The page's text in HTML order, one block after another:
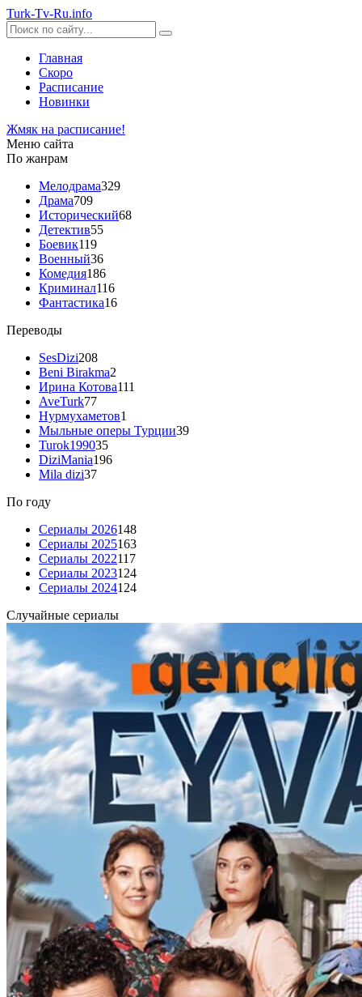
Turk-Tv-Ru.info
Главная
Скоро
Расписание
Новинки
Жмяк на расписание!
Меню сайта
По жанрам
Мелодрама329
Драма709
Исторический68
Детектив55
Боевик119
Военный36
Комедия186
Криминал116
Фантастика16
Переводы
SesDizi208
Beni Birakma2
Ирина Котова111
AveTurk77
Нурмухаметов1
Мыльные оперы Турции39
Turok199035
DiziMania196
Mila dizi37
По году
Сериалы 2026148
Сериалы 2025163
Сериалы 2022117
Сериалы 2023124
Сериалы 2024124
Случайные сериалы